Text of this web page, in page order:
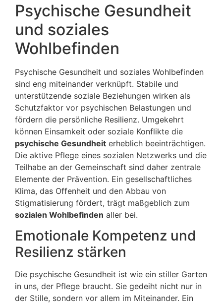
Psychische Gesundheit
und soziales
Wohlbefinden
Psychische Gesundheit und soziales Wohlbefinden
sind eng miteinander verknüpft. Stabile und
unterstützende soziale Beziehungen wirken als
Schutzfaktor vor psychischen Belastungen und
fördern die persönliche Resilienz. Umgekehrt
können Einsamkeit oder soziale Konflikte die
psychische Gesundheit erheblich beeinträchtigen.
Die aktive Pflege eines sozialen Netzwerks und die
Teilhabe an der Gemeinschaft sind daher zentrale
Elemente der Prävention. Ein gesellschaftliches
Klima, das Offenheit und den Abbau von
Stigmatisierung fördert, trägt maßgeblich zum
sozialen Wohlbefinden aller bei.
Emotionale Kompetenz und
Resilienz stärken
Die psychische Gesundheit ist wie ein stiller Garten
in uns, der Pflege braucht. Sie gedeiht nicht nur in
der Stille, sondern vor allem im Miteinander. Ein